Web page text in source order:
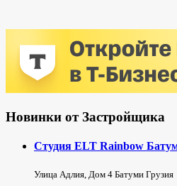
Новинки от Застройщика
Студия ELT Rainbow
Улица Адлия, Дом 4 Батуми Грузия